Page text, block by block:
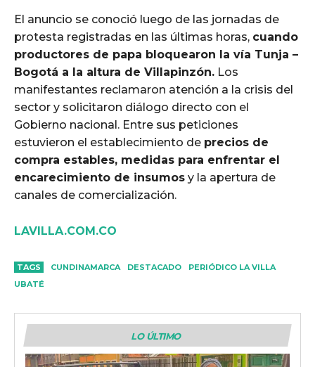
El anuncio se conoció luego de las jornadas de
protesta registradas en las últimas horas, cuando
productores de papa bloquearon la vía Tunja –
Bogotá a la altura de Villapinzón. Los
manifestantes reclamaron atención a la crisis del
sector y solicitaron diálogo directo con el
Gobierno nacional. Entre sus peticiones
estuvieron el establecimiento de precios de
compra estables, medidas para enfrentar el
encarecimiento de insumos y la apertura de
canales de comercialización.
LAVILLA.COM.CO
TAGS CUNDINAMARCA DESTACADO
PERIÓDICO LA VILLA
UBATÉ
LO ÚLTIMO